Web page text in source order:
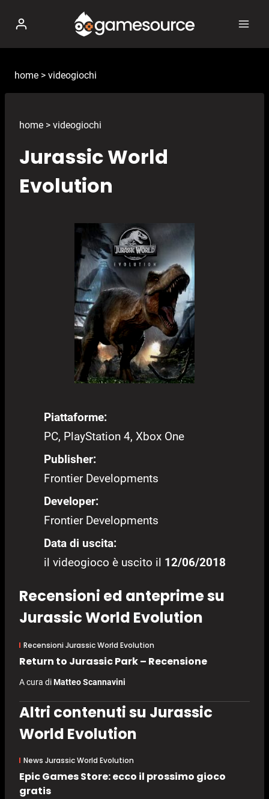
contenuto
home > videogiochi
home > videogiochi
Jurassic World
Evolution
Piattaforme:
PC, PlayStation 4, Xbox One
Publisher:
Frontier Developments
Developer:
Frontier Developments
Data di uscita:
il videogioco è uscito il 12/06/2018
Recensioni ed anteprime su
Jurassic World Evolution
Recensioni Jurassic World Evolution
Return to Jurassic Park – Recensione
A cura diMatteo Scannavini
Altri contenuti su Jurassic
World Evolution
News Jurassic World Evolution
Epic Games Store: ecco il prossimo gioco
gratis